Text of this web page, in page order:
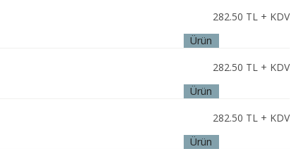
282.50 TL + KDV
Ürün
282.50 TL + KDV
Ürün
282.50 TL + KDV
Ürün